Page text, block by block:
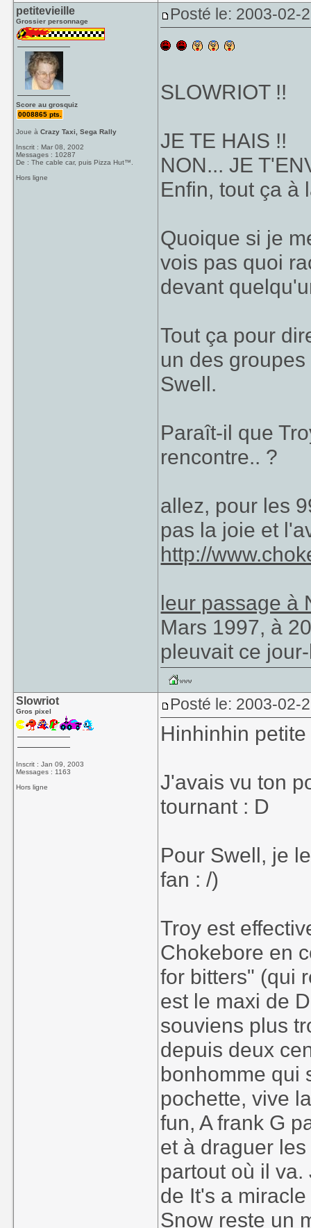
petitevieille
Grossier personnage
Score au grosquiz
0008865 pts.
Joue àCrazy Taxi, Sega Rally
Inscrit : Mar 08, 2002
Messages : 10287
De : The cable car, puis Pizza Hut™.
Hors ligne
Posté le: 2003-02-
SLOWRIOT !!
JE TE HAIS !!
NON... JE
Enfin, tout ça à
Quoique si je
vois pas quoi
devant
Tout ça pour
un des
Swell.
Paraît-il que
rencontre.. ?
allez, pour les
pas la joie et
http://
leur passage à
Mars 1997, à
pleuvait ce
Slowriot
Gros pixel
Inscrit : Jan 09, 2003
Messages : 1163
Hors ligne
Posté le: 2003-02-
Hinhinhin
J'avais vu ton
tournant : D
Pour Swell, je
fan : /)
Troy est
Chokebore en
for bitters" (qui
est le maxi de
souviens plus
depuis deux
bonhomme qui
pochette, vive
fun, A frank G
et à draguer
partout où il
de It's a
Snow reste un